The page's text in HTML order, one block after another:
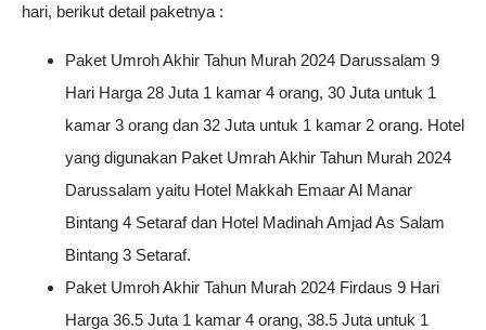
hari, berikut detail paketnya :
Paket Umroh Akhir Tahun Murah 2024 Darussalam 9
Hari Harga 28 Juta 1 kamar 4 orang, 30 Juta untuk 1
kamar 3 orang dan 32 Juta untuk 1 kamar 2 orang. Hotel
yang digunakan Paket Umrah Akhir Tahun Murah 2024
Darussalam yaitu Hotel Makkah Emaar Al Manar
Bintang 4 Setaraf dan Hotel Madinah Amjad As Salam
Bintang 3 Setaraf.
Paket Umroh Akhir Tahun Murah 2024 Firdaus 9 Hari
Harga 36.5 Juta 1 kamar 4 orang, 38.5 Juta untuk 1